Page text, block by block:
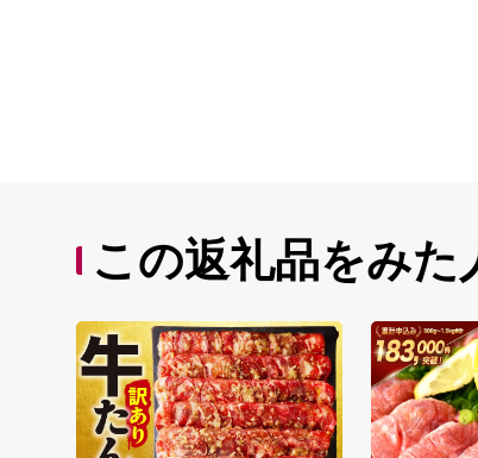
この返礼品をみた